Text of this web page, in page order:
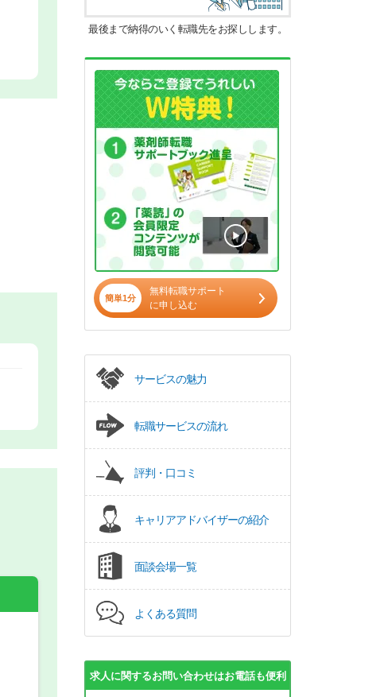
最後まで納得のいく転職先をお探しします。
簡単1分
無料転職サポート
に申し込む
サービスの魅力
転職サービスの流れ
評判・口コミ
キャリアアドバイザーの紹介
面談会場一覧
よくある質問
求人に関するお問い合わせはお電話も便利